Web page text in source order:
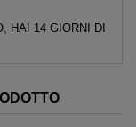
HAI 14 GIORNI DI